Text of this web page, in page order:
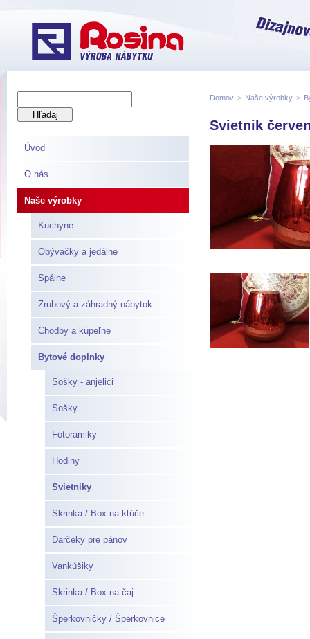
Úvod
O nás
Naše výrobky
Kuchyne
Obývačky a jedálne
Spálne
Zrubový a záhradný nábytok
Chodby a kúpeľne
Bytové doplnky
Sošky - anjelici
Sošky
Fotorámiky
Hodiny
Svietniky
Skrinka / Box na kľúče
Darčeky pre pánov
Vankúšiky
Skrinka / Box na čaj
Šperkovničky / Šperkovnice
Domov > Naše výrobky >
Svietnik